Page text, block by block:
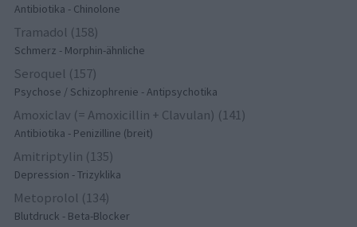
Antibiotika - Chinolone
Tramadol (158)
Schmerz - Morphin-ähnliche
Seroquel (157)
Psychose / Schizophrenie - Antipsychotika
Amoxiclav (= Amoxicillin + Clavulan) (141)
Antibiotika - Penizilline (breit)
Amitriptylin (135)
Depression - Trizyklika
Metoprolol (134)
Blutdruck - Beta-Blocker